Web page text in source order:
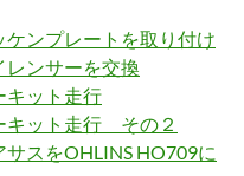
ケンプレートを取り付け
レンサーを交換
キット走行
キット走行 その２
スをOHLINS HO709に